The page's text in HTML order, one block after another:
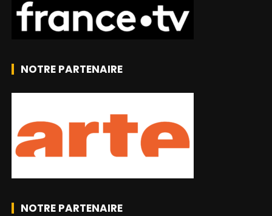
NOTRE PARTENAIRE
NOTRE PARTENAIRE